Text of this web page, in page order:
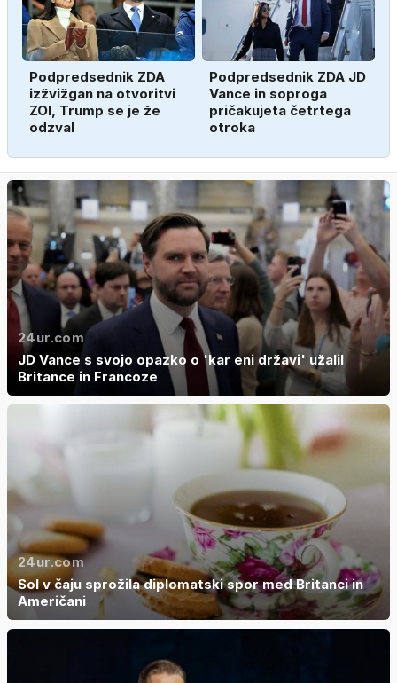
Podpredsednik ZDA
izžvižgan na otvoritvi
ZOI, Trump se je že
odzval
Podpredsednik ZDA JD
Vance in soproga
pričakujeta četrtega
otroka
24ur.com
JD Vance s svojo opazko o 'kar eni državi' užalil
Britance in Francoze
24ur.com
Sol v čaju sprožila diplomatski spor med Britanci in
Američani